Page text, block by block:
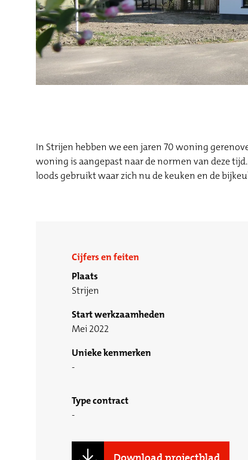
In Strijen hebben we een jaren 70 woning
woning is aangepast naar de normen van deze
loods gebruikt waar zich nu de keuken en de
Cijfers en feiten
Plaats
Strijen
Start werkzaamheden
Mei 2022
Unieke kenmerken
Type contract